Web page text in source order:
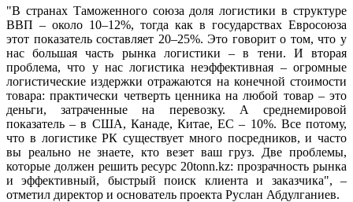
"В странах Таможенного союза доля логистики в структуре
ВВП – около 10–12%, тогда как в государствах Евросоюза
этот показатель составляет 20–25%. Это говорит о том, что у
нас большая часть рынка логистики – в тени. И вторая
проблема, что у нас логистика неэффективная – огромные
логистические издержки отражаются на конечной стоимости
товара: практически четверть ценника на любой товар – это
деньги, затраченные на перевозку. А среднемировой
показатель – в США, Канаде, Китае, ЕС – 10%. Все потому,
что в логистике РК существует много посредников, и часто
вы реально не знаете, кто везет ваш груз. Две проблемы,
которые должен решить ресурс 20tonn.kz: прозрачность рынка
и эффективный, быстрый поиск клиента и заказчика", –
отметил директор и основатель проекта Руслан Абдулганиев.